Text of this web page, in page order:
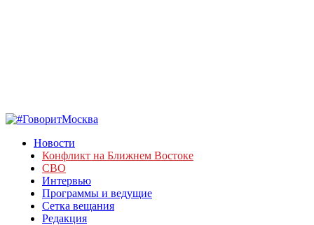
Новости
Конфликт на Ближнем Востоке
СВО
Интервью
Программы и ведущие
Сетка вещания
Редакция